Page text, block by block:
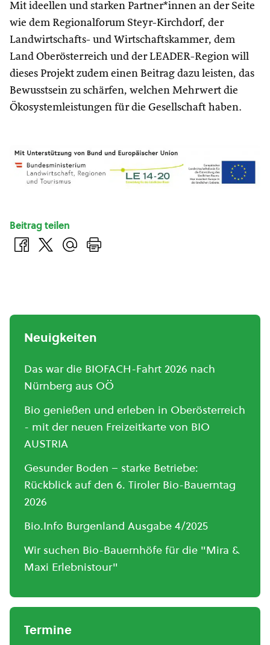
Mit ideellen und starken Partner*innen an der Seite
wie dem Regionalforum Steyr-Kirchdorf, der
Landwirtschafts- und Wirtschaftskammer, dem
Land Oberösterreich und der LEADER-Region will
dieses Projekt zudem einen Beitrag dazu leisten, das
Bewusstsein zu schärfen, welchen Mehrwert die
Ökosystemleistungen für die Gesellschaft haben.
Beitrag teilen
Neuigkeiten
Das war die BIOFACH-Fahrt 2026 nach
Nürnberg aus OÖ
Bio genießen und erleben in Oberösterreich
- mit der neuen Freizeitkarte von BIO
AUSTRIA
Gesunder Boden – starke Betriebe:
Rückblick auf den 6. Tiroler Bio-Bauerntag
2026
Bio.Info Burgenland Ausgabe 4/2025
Wir suchen Bio-Bauernhöfe für die "Mira &
Maxi Erlebnistour"
Termine